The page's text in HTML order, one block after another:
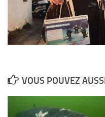
Guide de palanquée
Initiateur
Moniteur Fédéral
Sorties techniques
VOUS POUVEZ